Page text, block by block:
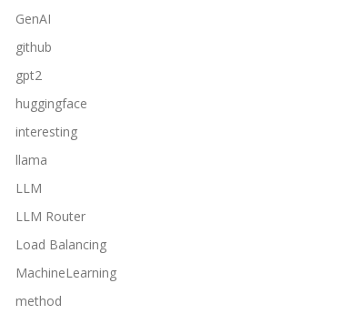
GenAI
github
gpt2
huggingface
interesting
llama
LLM
LLM Router
Load Balancing
MachineLearning
method